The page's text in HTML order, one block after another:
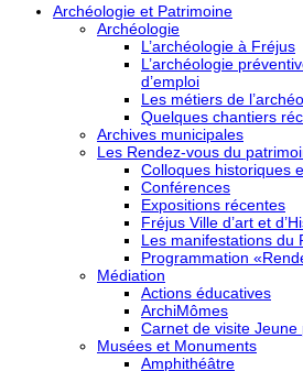
Archéologie et Patrimoine
Archéologie
L’archéologie à Fréjus
L’archéologie
d’emploi
Les métiers de
Quelques chantiers
Archives municipales
Les Rendez-vous du
Colloques historiques
Conférences
Expositions récentes
Fréjus Ville d’art et
Les manifestations du
Programmation
Médiation
Actions éducatives
ArchiMômes
Carnet de visite Jeune
Musées et Monuments
Amphithéâtre